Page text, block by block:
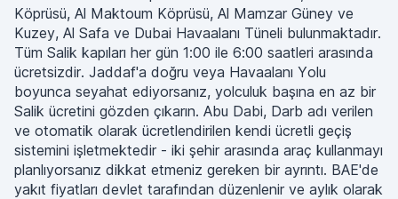
Köprüsü, Al Maktoum Köprüsü, Al Mamzar Güney ve
Kuzey, Al Safa ve Dubai Havaalanı Tüneli bulunmaktadır.
Tüm Salik kapıları her gün 1:00 ile 6:00 saatleri arasında
ücretsizdir. Jaddaf'a doğru veya Havaalanı Yolu
boyunca seyahat ediyorsanız, yolculuk başına en az bir
Salik ücretini gözden çıkarın. Abu Dabi, Darb adı verilen
ve otomatik olarak ücretlendirilen kendi ücretli geçiş
sistemini işletmektedir - iki şehir arasında araç kullanmayı
planlıyorsanız dikkat etmeniz gereken bir ayrıntı. BAE'de
yakıt fiyatları devlet tarafından düzenlenir ve aylık olarak